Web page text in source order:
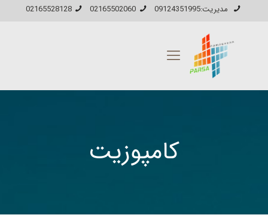
مدیریت:09124351995 02165502060
02165528128
کامپوزیت